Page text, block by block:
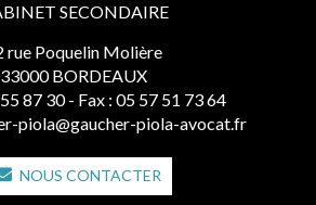
SECONDAIRE
rue Poquelin Molière
33000 BORDEAUX
87 30 - Fax : 05 57 51 73 64
piola@gaucher-piola-avocat.fr
NOUS CONTACTER